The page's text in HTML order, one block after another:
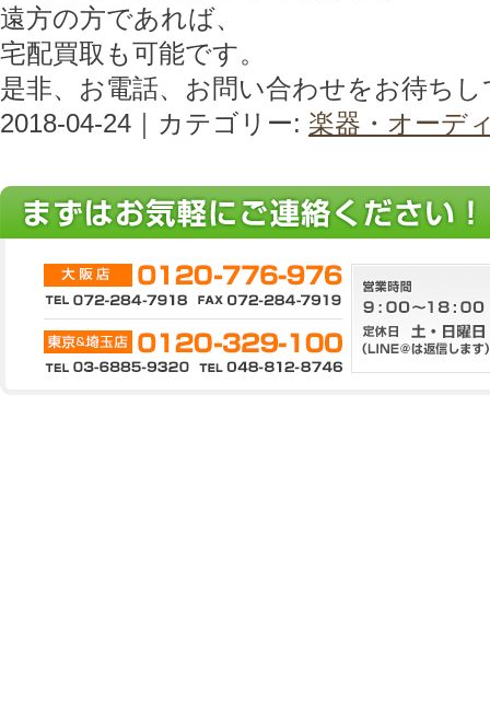
遠方の方であれば、
宅配買取も可能です。
是非、お電話、お問い合わせをお待ち
2018-04-24｜カテゴリー: 楽器・オーデ